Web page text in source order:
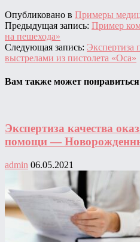
Опубликовано в Примеры
Предыдущая запись: Пример
на пешехода»
Следующая запись: Экспертиза
выстрелами из пистолета «Оса»
Вам также может понравиться
Экспертиза качества
помощи —
admin 06.05.2021